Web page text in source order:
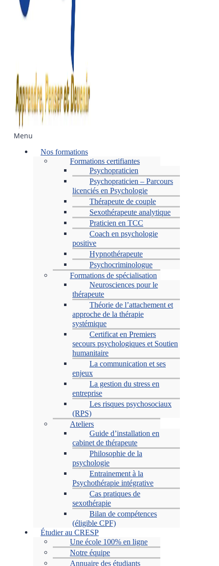
Menu
Nos formations
Formations certifiantes
Psychopraticien
Psychopraticien – Parcours
licenciés en Psychologie
Thérapeute de couple
Sexothérapeute analytique
Praticien en TCC
Coach en psychologie
positive
Hypnothérapeute
Psychocriminologue
Formations de spécialisation
Neurosciences pour le
thérapeute
Théorie de l’attachement et
approche de la thérapie
systémique
Certificat en Premiers
secours psychologiques et Soutien
humanitaire
La communication et ses
enjeux
La gestion du stress en
entreprise
Les risques psychosociaux
(RPS)
Ateliers
Guide d’installation en
cabinet de thérapeute
Philosophie de la
psychologie
Entrainement à la
Psychothérapie intégrative
Cas pratiques de
sexothérapie
Bilan de compétences
(éligible CPF)
Étudier au CRESP
Une école 100% en ligne
Notre équipe
Annuaire des étudiants